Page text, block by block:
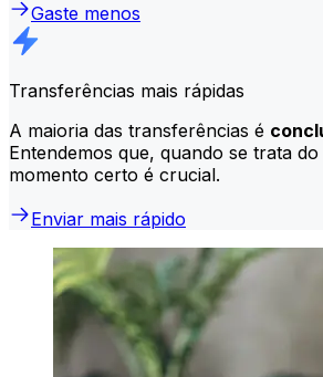
Gaste menos
Transferências mais rápidas
A maioria das transferências é
Entendemos que, quando se trata
momento certo é crucial.
Enviar mais rápido